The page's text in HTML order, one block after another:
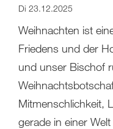
Di 23.12.2025
Weihnachten ist
Friedens und der
und unser Bischof
Mitmenschlichkeit,
gerade in einer